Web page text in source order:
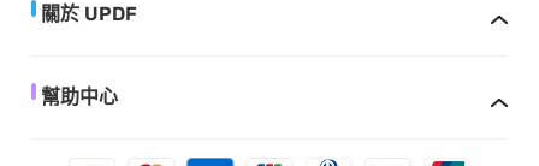
關於 UPDF
幫助中心